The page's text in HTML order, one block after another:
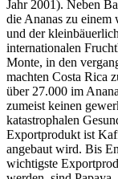
Jahr 2001). Neben
die Ananas zu
und der
internationalen
Monte, in den
machten Costa Rica
über 27.000 im
zumeist keinen
katastrophalen
Exportprodukt ist
angebaut wird. Bis
wichtigste